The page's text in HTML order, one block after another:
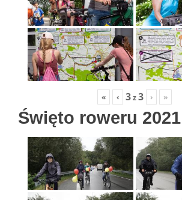
« ‹ 3z3 › »
Święto roweru 2021